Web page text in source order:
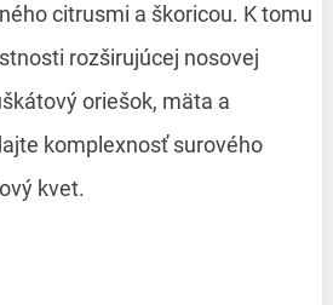
citrusmi a škoricou. K tomu
rozširujúcej nosovej
oriešok, mäta a
komplexnosť surového
kvet.